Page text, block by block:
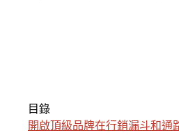
目錄
開啟頂級品牌在行銷漏斗和通